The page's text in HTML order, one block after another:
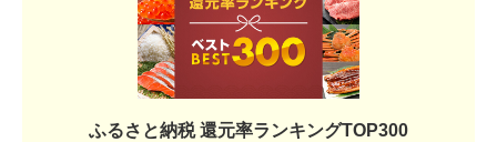
ふるさと納税 還元率ランキングTOP300